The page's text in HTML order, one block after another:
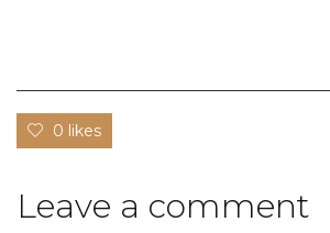
0 likes
Leave a comment